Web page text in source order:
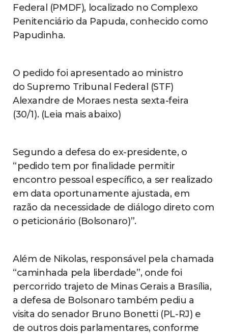
Federal (PMDF), localizado no Complexo
Penitenciário da Papuda, conhecido como
Papudinha.
O pedido foi apresentado ao ministro
do Supremo Tribunal Federal (STF)
Alexandre de Moraes nesta sexta-feira
(30/1). (Leia mais abaixo)
Segundo a defesa do ex-presidente, o
“pedido tem por finalidade permitir
encontro pessoal específico, a ser realizado
em data oportunamente ajustada, em
razão da necessidade de diálogo direto com
o peticionário (Bolsonaro)”.
Além de Nikolas, responsável pela chamada
“caminhada pela liberdade”, onde foi
percorrido trajeto de Minas Gerais a Brasília,
a defesa de Bolsonaro também pediu a
visita do senador Bruno Bonetti (PL-RJ) e
de outros dois parlamentares, conforme